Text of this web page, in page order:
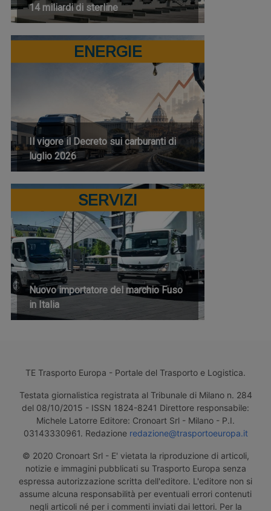
14 miliardi di sterline
ENERGIE
Il vigore il Decreto sui carburanti di
luglio 2026
SERVIZI
Nuovo importatore del marchio Fuso
in Italia
TE Trasporto Europa - Portale del Trasporto e Logistica.
Testata giornalistica registrata al Tribunale di Milano n. 284
del 08/10/2015 - ISSN 1824-8241 Direttore responsabile:
Michele Latorre Editore: Cronoart Srl - Milano - P.I.
03143330961. Redazione redazione@trasportoeuropa.it
© 2020 Cronoart Srl - E' vietata la riproduzione di articoli,
notizie e immagini pubblicati su Trasporto Europa senza
espressa autorizzazione scritta dell'editore. L'editore non si
assume alcuna responsabilità per eventuali errori contenuti
negli articoli né per i commenti inviati dai lettori. Per la